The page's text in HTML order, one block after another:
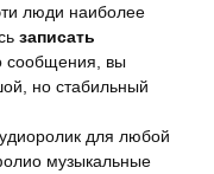
люди наиболее
записать
сообщения, вы
но стабильный
для любой
музыкальные